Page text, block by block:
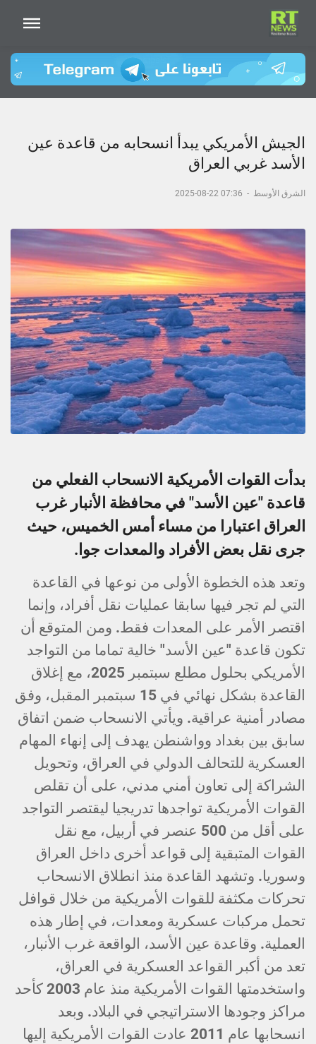
الجيش الأمريكي يبدأ انسحابه من قاعدة عين
الأسد غربي العراق
الشرق الأوسط -
07:36 22-08-2025
بدأت القوات الأمريكية الانسحاب الفعلي من
قاعدة "عين الأسد" في محافظة الأنبار غرب
العراق اعتبارا من مساء أمس الخميس، حيث
جرى نقل بعض الأفراد والمعدات جوا.
وتعد هذه الخطوة الأولى من نوعها في القاعدة
التي لم تجر فيها سابقا عمليات نقل أفراد، وإنما
اقتصر الأمر على المعدات فقط. ومن المتوقع أن
تكون قاعدة "عين الأسد" خالية تماما من التواجد
الأمريكي بحلول مطلع سبتمبر 2025، مع إغلاق
القاعدة بشكل نهائي في 15 سبتمبر المقبل، وفق
مصادر أمنية عراقية. ويأتي الانسحاب ضمن اتفاق
سابق بين بغداد وواشنطن يهدف إلى إنهاء المهام
العسكرية للتحالف الدولي في العراق، وتحويل
الشراكة إلى تعاون أمني مدني، على أن تقلص
القوات الأمريكية تواجدها تدريجيا ليقتصر التواجد
على أقل من 500 عنصر في أربيل، مع نقل
القوات المتبقية إلى قواعد أخرى داخل العراق
وسوريا. وتشهد القاعدة منذ انطلاق الانسحاب
تحركات مكثفة للقوات الأمريكية من خلال قوافل
تحمل مركبات عسكرية ومعدات، في إطار هذه
العملية. وقاعدة عين الأسد، الواقعة غرب الأنبار،
تعد من أكبر القواعد العسكرية في العراق،
واستخدمتها القوات الأمريكية منذ عام 2003 كأحد
مراكز وجودها الاستراتيجي في البلاد. وبعد
انسحابها عام 2011 عادت القوات الأمريكية إليها